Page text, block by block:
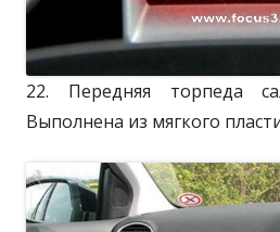
22. Передняя торпеда
Выполнена из мягкого